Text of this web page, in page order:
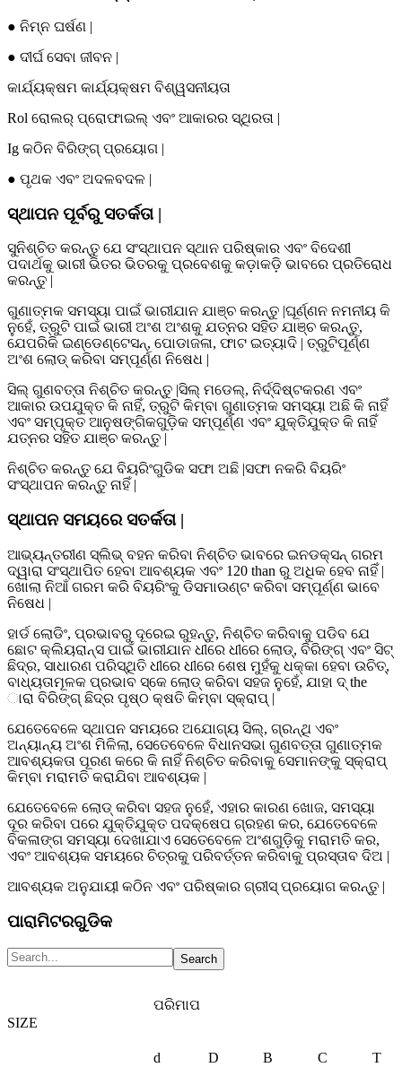
● ନିମ୍ନ ଘର୍ଷଣ |
● ଦୀର୍ଘ ସେବା ଜୀବନ |
କାର୍ଯ୍ୟକ୍ଷମ କାର୍ଯ୍ୟକ୍ଷମ ବିଶ୍ୱସନୀୟତା
Rol ରୋଲର୍ ପ୍ରୋଫାଇଲ୍ ଏବଂ ଆକାରର ସ୍ଥିରତା |
Ig କଠିନ ବିରିଙ୍ଗ୍ ପ୍ରୟୋଗ |
● ପୃଥକ ଏବଂ ଅଦଳବଦଳ |
ସ୍ଥାପନ ପୂର୍ବରୁ ସତର୍କତା |
ସୁନିଶ୍ଚିତ କରନ୍ତୁ ଯେ ସଂସ୍ଥାପନ ସ୍ଥାନ ପରିଷ୍କାର ଏବଂ ବିଦେଶୀ
ପଦାର୍ଥକୁ ଭାରୀ ଭିତର ଭିତରକୁ ପ୍ରବେଶକୁ କଡ଼ାକଡ଼ି ଭାବରେ ପ୍ରତିରୋଧ
କରନ୍ତୁ |
ଗୁଣାତ୍ମକ ସମସ୍ୟା ପାଇଁ ଭାରୀଯାନ ଯାଞ୍ଚ କରନ୍ତୁ |ଘୂର୍ଣ୍ଣନ ନମନୀୟ କି
ନୁହେଁ, ତ୍ରୁଟି ପାଇଁ ଭାରୀ ଅଂଶ ଅଂଶକୁ ଯତ୍ନର ସହିତ ଯାଞ୍ଚ କରନ୍ତୁ,
ଯେପରିକି ଇଣ୍ଡେଣ୍ଟେସନ୍, ପୋଡାଜଳା, ଫାଟ ଇତ୍ୟାଦି | ତ୍ରୁଟିପୂର୍ଣ୍ଣ
ଅଂଶ ଲୋଡ୍ କରିବା ସମ୍ପୂର୍ଣ୍ଣ ନିଷେଧ |
ସିଲ୍ ଗୁଣବତ୍ତା ନିଶ୍ଚିତ କରନ୍ତୁ |ସିଲ୍ ମଡେଲ୍, ନିର୍ଦ୍ଦିଷ୍ଟକରଣ ଏବଂ
ଆକାର ଉପଯୁକ୍ତ କି ନାହିଁ, ତ୍ରୁଟି କିମ୍ବା ଗୁଣାତ୍ମକ ସମସ୍ୟା ଅଛି କି ନାହିଁ
ଏବଂ ସମ୍ପୃକ୍ତ ଆନୁଷଙ୍ଗିକଗୁଡ଼ିକ ସମ୍ପୂର୍ଣ୍ଣ ଏବଂ ଯୁକ୍ତିଯୁକ୍ତ କି ନାହିଁ
ଯତ୍ନର ସହିତ ଯାଞ୍ଚ କରନ୍ତୁ |
ନିଶ୍ଚିତ କରନ୍ତୁ ଯେ ବିୟରିଂଗୁଡିକ ସଫା ଅଛି |ସଫା ନକରି ବିୟରିଂ
ସଂସ୍ଥାପନ କରନ୍ତୁ ନାହିଁ |
ସ୍ଥାପନ ସମୟରେ ସତର୍କତା |
ଆଭ୍ୟନ୍ତରୀଣ ସ୍ଲିଭ୍ ବହନ କରିବା ନିଶ୍ଚିତ ଭାବରେ ଇନଡକ୍ସନ୍ ଗରମ
ଦ୍ୱାରା ସଂସ୍ଥାପିତ ହେବା ଆବଶ୍ୟକ ଏବଂ 120 than ରୁ ଅଧିକ ହେବ ନାହିଁ |
ଖୋଲା ନିଆଁ ଗରମ କରି ବିୟରିଂକୁ ଡିସମାଉଣ୍ଟ କରିବା ସମ୍ପୂର୍ଣ୍ଣ ଭାବେ
ନିଷେଧ |
ହାର୍ଡ ଲୋଡିଂ, ପ୍ରଭାବରୁ ଦୂରେଇ ରୁହନ୍ତୁ, ନିଶ୍ଚିତ କରିବାକୁ ପଡିବ ଯେ
ଛୋଟ କ୍ଲିୟରାନ୍ସ ପାଇଁ ଭାରୀଯାନ ଧୀରେ ଧୀରେ ଲୋଡ୍, ବିରିଙ୍ଗ୍ ଏବଂ ସିଟ୍
ଛିଦ୍ର, ସାଧାରଣ ପରିସ୍ଥିତି ଧୀରେ ଧୀରେ ଶେଷ ମୁହଁକୁ ଧକ୍କା ହେବା ଉଚିତ୍,
ବାଧ୍ୟତାମୂଳକ ପ୍ରଭାବ ସ୍କେ ଲୋଡ୍ କରିବା ସହଜ ନୁହେଁ, ଯାହା ଦ୍ the
ାରା ବିରିଙ୍ଗ୍ ଛିଦ୍ର ପୃଷ୍ଠ କ୍ଷତି କିମ୍ବା ସ୍କ୍ରାପ୍ |
ଯେତେବେଳେ ସ୍ଥାପନ ସମୟରେ ଅଯୋଗ୍ୟ ସିଲ୍, ଗ୍ରନ୍ଥି ଏବଂ
ଅନ୍ୟାନ୍ୟ ଅଂଶ ମିଳିଲା, ସେତେବେଳେ ବିଧାନସଭା ଗୁଣବତ୍ତା ଗୁଣାତ୍ମକ
ଆବଶ୍ୟକତା ପୂରଣ କରେ କି ନାହିଁ ନିଶ୍ଚିତ କରିବାକୁ ସେମାନଙ୍କୁ ସ୍କ୍ରାପ୍
କିମ୍ବା ମରାମତି କରାଯିବା ଆବଶ୍ୟକ |
ଯେତେବେଳେ ଲୋଡ୍ କରିବା ସହଜ ନୁହେଁ, ଏହାର କାରଣ ଖୋଜ, ସମସ୍ୟା
ଦୂର କରିବା ପରେ ଯୁକ୍ତିଯୁକ୍ତ ପଦକ୍ଷେପ ଗ୍ରହଣ କର, ଯେତେବେଳେ
ବିକଳାଙ୍ଗ ସମସ୍ୟା ଦେଖାଯାଏ ସେତେବେଳେ ଅଂଶଗୁଡ଼ିକୁ ମରାମତି କର,
ଏବଂ ଆବଶ୍ୟକ ସମୟରେ ଚିତ୍ରକୁ ପରିବର୍ତ୍ତନ କରିବାକୁ ପ୍ରସ୍ତାବ ଦିଅ |
ଆବଶ୍ୟକ ଅନୁଯାୟୀ କଠିନ ଏବଂ ପରିଷ୍କାର ଗ୍ରୀସ୍ ପ୍ରୟୋଗ କରନ୍ତୁ |
ପାରାମିଟରଗୁଡିକ
SIZE
ପରିମାପ
d D B C
T